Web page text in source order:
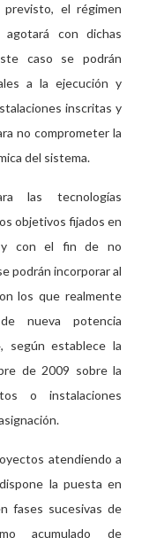
el régimen
con dichas
caso se podrán
a la ejecución y
inscritas y
no comprometer la
del sistema.
las tecnologías
objetivos fijados en
y con el fin de no
podrán incorporar al
los que realmente
nueva potencia
según establece la
de 2009 sobre la
o instalaciones
atendiendo a
la puesta en
fases sucesivas de
acumulado de